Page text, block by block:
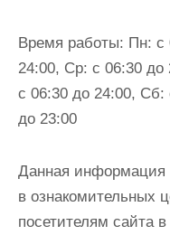
Время работы: Пн: с
24:00, Ср: с 06:30 до
с 06:30 до 24:00, Сб:
до 23:00
Данная информация
в ознакомительных
посетителям сайта